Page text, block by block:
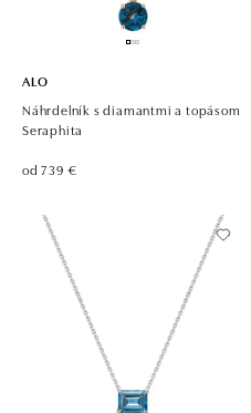
ALO
Náhrdelník s diamantmi a topásom
Seraphita
od 739 €